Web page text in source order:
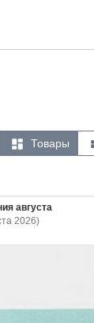
 Товары
августа
2026)